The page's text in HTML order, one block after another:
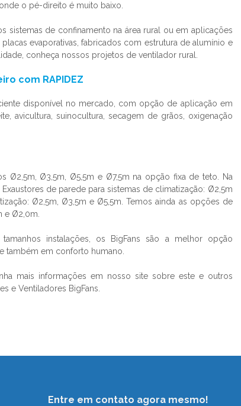
o pé-direito é muito baixo.
sistemas de confinamento na área rural ou em aplicações
evaporativas, fabricados com estrutura de alumínio e
conheça nossos projetos de ventilador rural
com RAPIDEZ
disponível no mercado, com opção de aplicação em
avicultura, suinocultura, secagem de grãos, oxigenação
Ø2,5m, Ø3,5m, Ø5,5m e Ø7,5m na opção fixa de teto. Na
de parede para sistemas de climatização: Ø2,5m
Ø2,5m, Ø3,5m e Ø5,5m. Temos ainda as opções de
e Ø2,0m.
instalações, os BigFans são a melhor opção
também em conforto humano.
mais informações em nosso site sobre este e outros
e Ventiladores BigFans.
Entre em contato agora mesmo!